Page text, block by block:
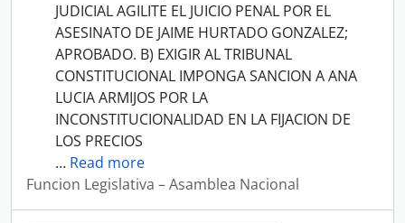
JUDICIAL AGILITE EL JUICIO PENAL POR EL
ASESINATO DE JAIME HURTADO GONZALEZ;
APROBADO. B) EXIGIR AL TRIBUNAL
CONSTITUCIONAL IMPONGA SANCION A ANA
LUCIA ARMIJOS POR LA
INCONSTITUCIONALIDAD EN LA FIJACION DE
LOS PRECIOS
… Read more
Funcion Legislativa – Asamblea Nacional